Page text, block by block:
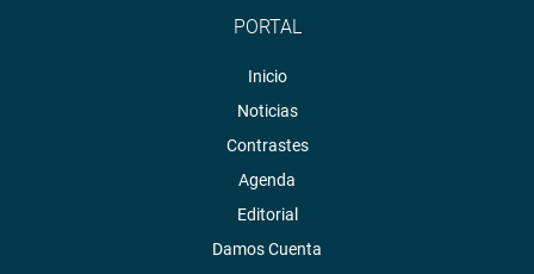
PORTAL
Inicio
Noticias
Contrastes
Agenda
Editorial
Damos Cuenta